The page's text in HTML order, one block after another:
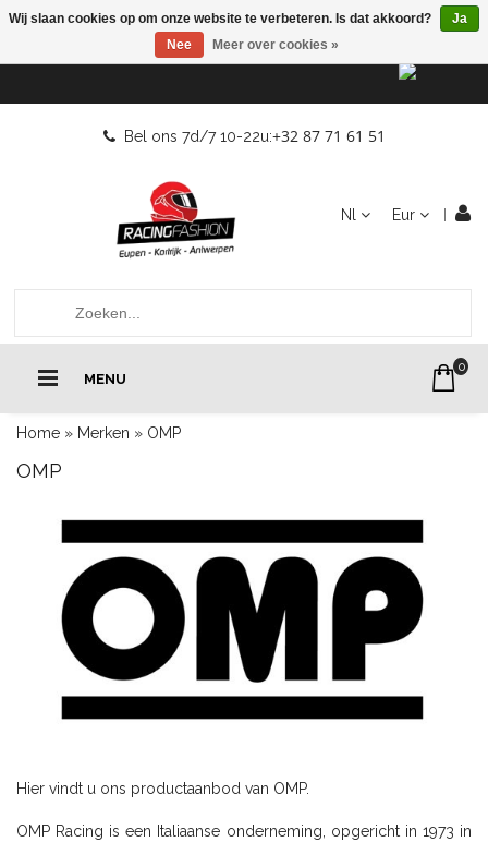
Bel ons 7d/7 10-22u:+32 87 71 61 51
Nl Eur
MENU
0
Home » Merken » OMP
OMP
Hier vindt u ons productaanbod van OMP.
OMP Racing is een Italiaanse onderneming, opgericht in 1973 in
Wij slaan cookies op om onze website te verbeteren. Is dat akkoord?
Ja
Nee
Meer over cookies »